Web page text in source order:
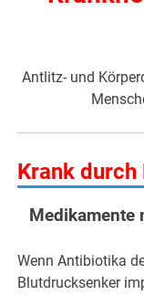
Antlitz- und
Krank
Medikamente
Wenn Antibiotika
Blutdrucksenker